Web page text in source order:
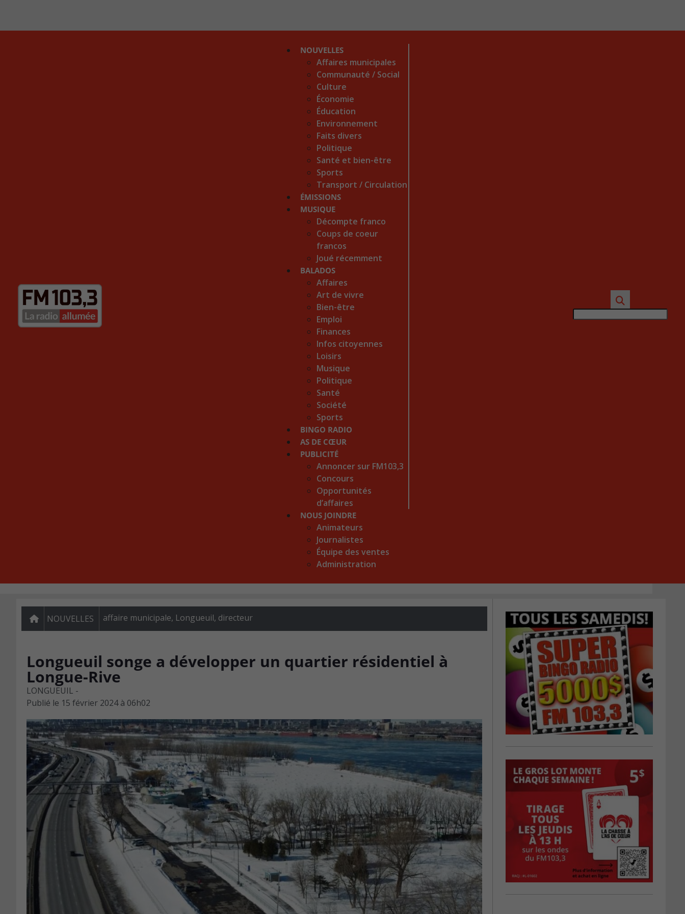
NOUVELLES
Affaires municipales
Communauté / Social
Culture
Économie
Éducation
Environnement
Faits divers
Politique
Santé et bien-être
Sports
Transport / Circulation
ÉMISSIONS
MUSIQUE
Décompte franco
Coups de coeur
francos
Joué récemment
BALADOS
Affaires
Art de vivre
Bien-être
Emploi
Finances
Infos citoyennes
Loisirs
Musique
Politique
Santé
Société
Sports
BINGO RADIO
AS DE CŒUR
PUBLICITÉ
Annoncer sur FM103,3
Concours
Opportunités
d’affaires
NOUS JOINDRE
Animateurs
Journalistes
Équipe des ventes
Administration
NOUVELLES affaire municipale, Longueuil, directeur
Longueuil songe a développer un quartier résidentiel à
Longue-Rive
LONGUEUIL -
Publié le 15 février 2024 à 06h02